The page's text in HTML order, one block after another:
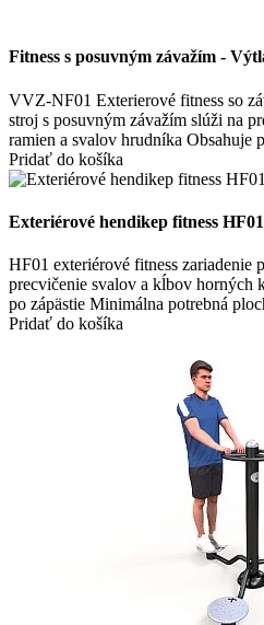
Fitness s posuvným závažím -
VVZ-NF01 Exterierové fitness so
stroj s posuvným závažím slúži na
ramien a svalov hrudníka Obsahuje
Pridať do košíka
Exteriérové hendikep fitness HF01
HF01 exteriérové fitness zariadenie
precvičenie svalov a kĺbov horných
po zápästie Minimálna potrebná
Pridať do košíka